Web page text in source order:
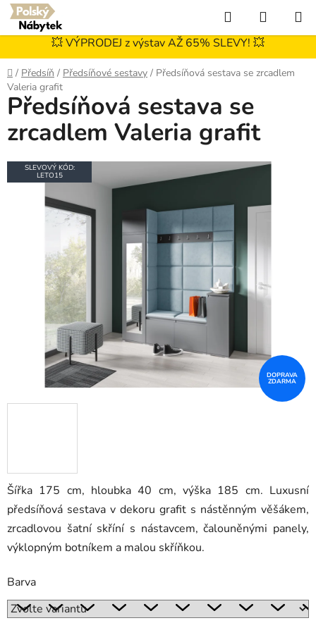
Přejít
na
obsah
Hledat
KOŠÍK
💥 VÝPRODEJ z výstav AŽ 65% SLEVY! 💥
Domů
/ Předsíň / Předsíňové sestavy / Předsíňová sestava se zrcadlem
Valeria grafit
Šířka 175 cm, hloubka 40 cm, výška 185 cm. Luxusní
předsíňová sestava v dekoru grafit s nástěnným věšákem,
zrcadlovou šatní skříní s nástavcem, čalouněnými panely,
výklopným botníkem a malou skříňkou.
Barva
Předsíňová sestava se
zrcadlem Valeria grafit
SLEVOVÝ KÓD:
LETO15
DOPRAVA
ZDARMA